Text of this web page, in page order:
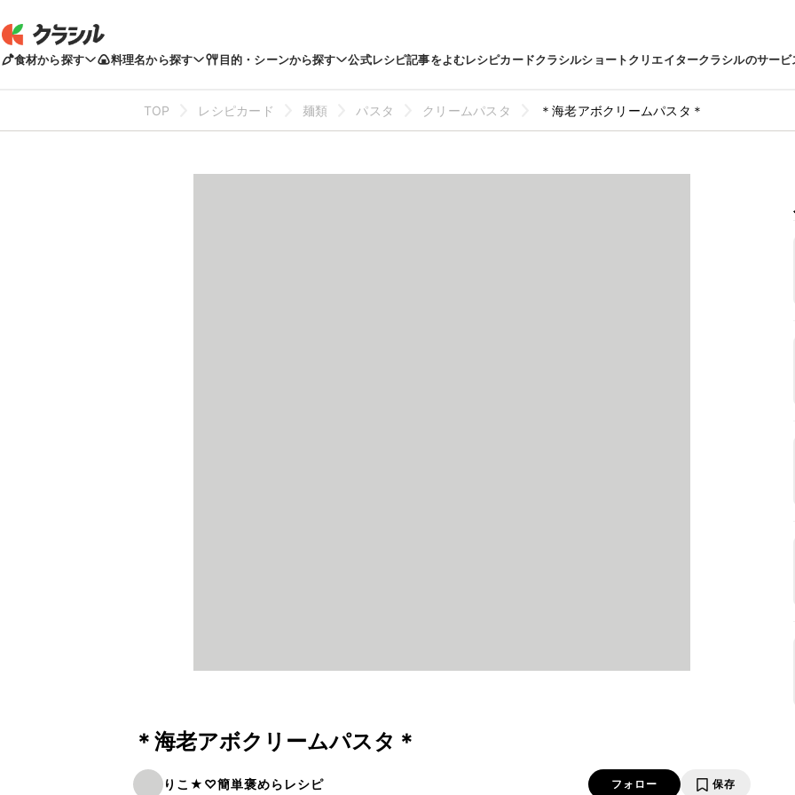
食材から探す 料理名から探す 目的・シーンから探す 公式レシピ記事をよむレシピカードクラシルショートクリエイタークラシルのサービ
TOP レシピカード 麺類 パスタ クリームパスタ ＊海老アボクリームパスタ＊
＊海老アボクリームパスタ＊
りこ★♡簡単褒めらレシピ フォロー 保存